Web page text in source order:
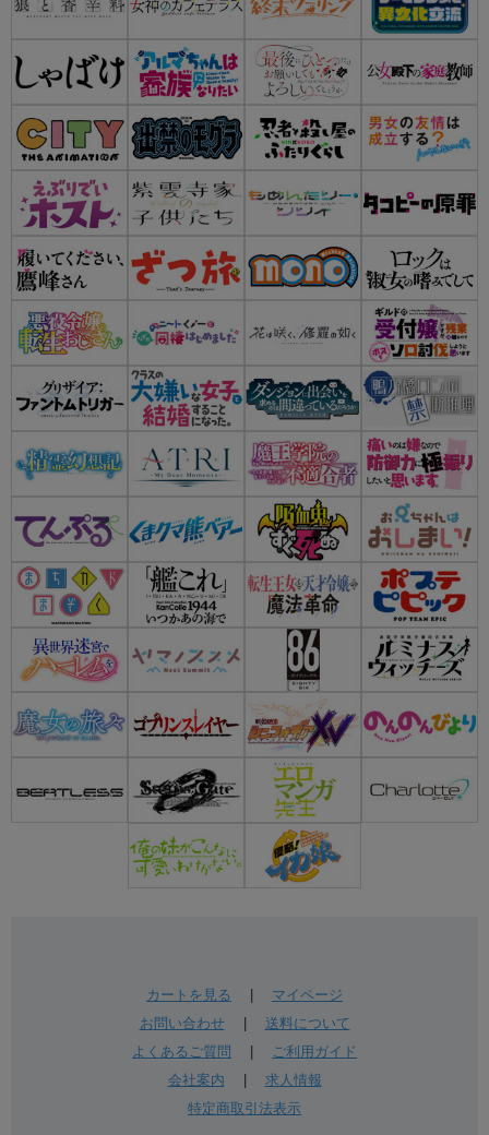
カートを見る
マイページ
お問い合わせ| 送料について
よくあるご質問
ご利用ガイド
会社案内
求人情報
特定商取引法表示